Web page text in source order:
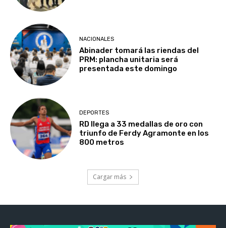
NACIONALES
Abinader tomará las riendas del
PRM: plancha unitaria será
presentada este domingo
DEPORTES
RD llega a 33 medallas de oro con
triunfo de Ferdy Agramonte en los
800 metros
Cargar más